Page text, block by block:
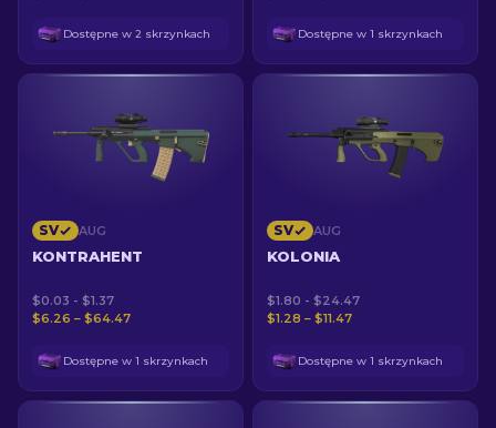
Dostępne w 2 skrzynkach Dostępne w 1 skrzynkach
SV AUG
KONTRAHENT
$0.03 - $1.37
$6.26 – $64.47
Dostępne w 1 skrzynkach
SV AUG
KOLONIA
$1.80 - $24.47
$1.28 – $11.47
Dostępne w 1 skrzynkach